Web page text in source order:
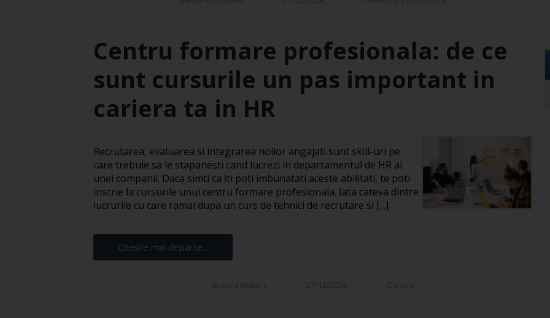
Centru formare profesionala: de ce
sunt cursurile un pas important in
cariera ta in HR
Recrutarea, evaluarea si integrarea noilor angajati sunt skill-uri pe
care trebuie sa le stapanesti cand lucrezi in departamentul de HR al
unei companii. Daca simti ca iti poti imbunatati aceste abilitati, te poti
inscrie la cursurile unui centru formare profesionala. Iata cateva dintre
lucrurile cu care ramai dupa un curs de tehnici de recrutare si [...]
Citeste mai departe...